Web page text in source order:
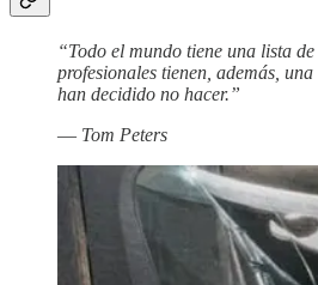
“Todo el mundo tiene una lista
profesionales tienen, además,
han decidido no hacer.”
— Tom Peters